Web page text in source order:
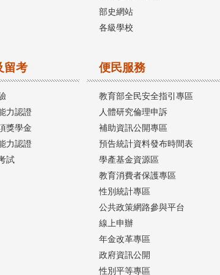
部史網站
各級學校
留考
力認證
獎學金
力認證
試
便民服務
教育部全民安全指引專區
人體研究倫理申訴
補助資訊公開專區
預告統計資料發布時間表
學產基金資源區
教育消費者保護專區
性別統計專區
公共政策網路參與平台
線上申辦
年金改革專區
政府資訊公開
性別平等專區